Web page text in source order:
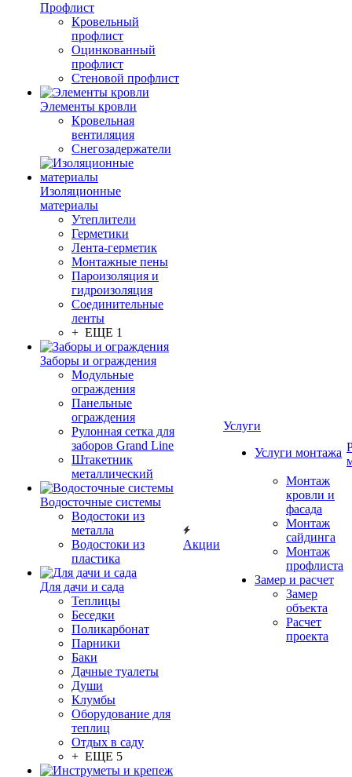
Профлист
Кровельный
профлист
Оцинкованный
профлист
Стеновой профлист
Элементы кровли
Кровельная
вентиляция
Снегозадержатели
Изоляционные
материалы
Утеплители
Герметики
Лента-герметик
Монтажные пены
Пароизоляция и
гидроизоляция
Соединительные
ленты
+ ЕЩЕ 1
Заборы и ограждения
Модульные
ограждения
Панельные
ограждения
Рулонная сетка для
заборов Grand Line
Штакетник
металлический
Водосточные системы
Водостоки из
металла
Водостоки из
пластика
Для дачи и сада
Теплицы
Беседки
Поликарбонат
Парники
Баки
Дачные туалеты
Души
Клумбы
Оборудование для
теплиц
Отдых в саду
+ ЕЩЕ 5
Акции
Услуги
Услуги монтажа
Монтаж
кровли и
фасада
Монтаж
сайдинга
Монтаж
профлиста
Замер и расчет
Замер
объекта
Расчет
проекта